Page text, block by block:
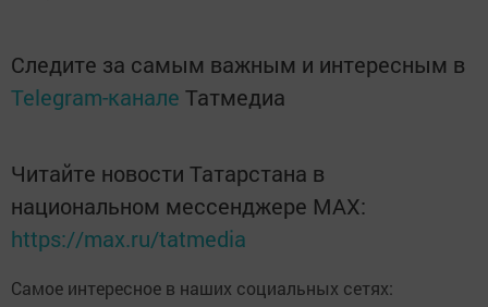
Следите за самым важным и интересным в
Telegram-канале Татмедиа
Читайте новости Татарстана в
национальном мессенджере MАХ:
https://max.ru/tatmedia
Самое интересное в наших социальных сетях: